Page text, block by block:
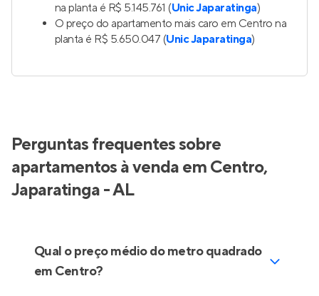
na planta é R$ 5.145.761 (Unic Japaratinga)
O preço do apartamento mais caro em Centro na
planta é R$ 5.650.047 (Unic Japaratinga)
Perguntas frequentes sobre
apartamentos à venda em Centro,
Japaratinga - AL
Qual o preço médio do metro quadrado
em Centro?